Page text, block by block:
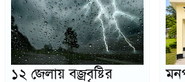
১২ জেলায় বজ্রবৃষ্টির